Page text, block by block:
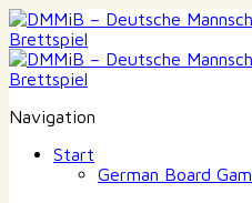
Navigation
Start
German Board